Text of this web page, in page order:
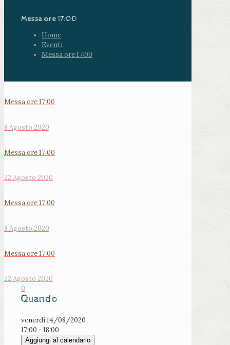
Messa ore 17:00
Home
Eventi
Messa ore 17:00
Messa ore 17:00
8 Agosto 2020
Messa ore 17:00
22 Agosto 2020
Messa ore 17:00
8 Agosto 2020
Messa ore 17:00
22 Agosto 2020
0
Quando
venerdì 14/08/2020
17:00 - 18:00
Aggiungi al calendario